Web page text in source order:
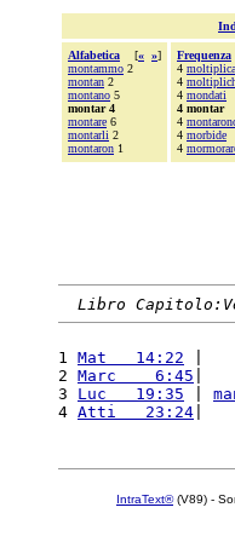
Alfabetica [« »]
montammo 2
montan 2
montano 5
montar 4
montare 6
montarli 2
montaron 1
Frequenza
4
4
4 mondati
4 montar
4
4 morbide
4
Libro
1 Mat   14:22
2 Marc    6:45
3 Luc   19:35
4 Atti   23:24
IntraText®(V89) -